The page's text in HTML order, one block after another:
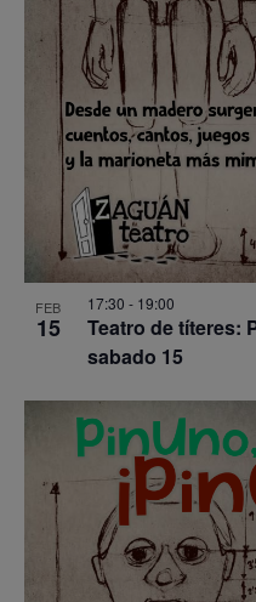
FEB
15
Teatro de títeres:
sabado 15
17:30 - 19:00